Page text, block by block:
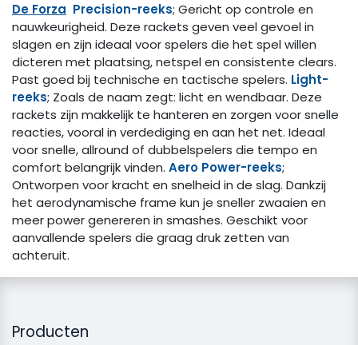
De Forza Precision-reeks; Gericht op controle en
nauwkeurigheid. Deze rackets geven veel gevoel in
slagen en zijn ideaal voor spelers die het spel willen
dicteren met plaatsing, netspel en consistente clears.
Past goed bij technische en tactische spelers. Light-
reeks; Zoals de naam zegt: licht en wendbaar. Deze
rackets zijn makkelijk te hanteren en zorgen voor snelle
reacties, vooral in verdediging en aan het net. Ideaal
voor snelle, allround of dubbelspelers die tempo en
comfort belangrijk vinden. Aero Power-reeks;
Ontworpen voor kracht en snelheid in de slag. Dankzij
het aerodynamische frame kun je sneller zwaaien en
meer power genereren in smashes. Geschikt voor
aanvallende spelers die graag druk zetten van
achteruit.
Producten